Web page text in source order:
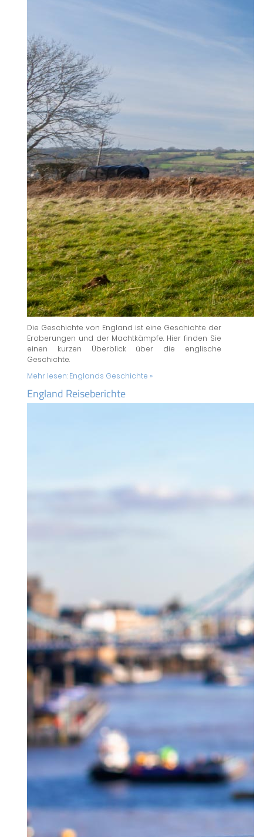
Die Geschichte von England ist eine Geschichte der
Eroberungen und der Machtkämpfe. Hier finden Sie
einen kurzen Überblick über die englische
Geschichte.
Mehr lesen: Englands Geschichte »
England Reiseberichte